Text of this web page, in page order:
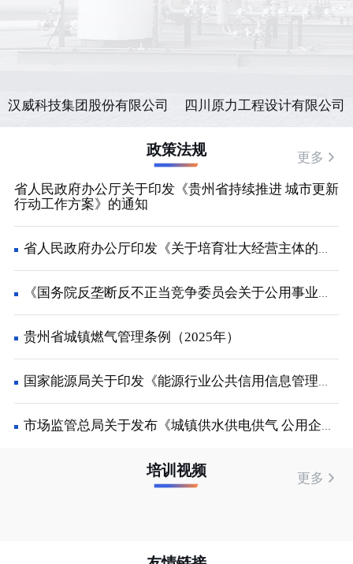
汉威科技集团股份有限公司 四川原力工程设计有限公司
政策法规 更多
省人民政府办公厅关于印发《贵州省持续推进 城市更新
行动工作方案》的通知
省人民政府办公厅印发《关于培育壮大经营主体的若干政策措施》的通知
《国务院反垄断反不正当竞争委员会关于公用事业领域的反垄断指南》解读
贵州省城镇燃气管理条例（2025年）
国家能源局关于印发《能源行业公共信用信息管理办法的通知
市场监管总局关于发布《城镇供水供电供气 公用企业价格行为合规指南》的公告
培训视频 更多